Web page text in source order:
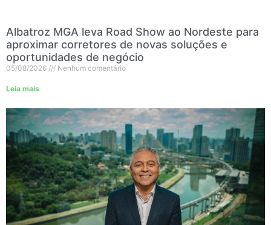
Albatroz MGA leva Road Show ao Nordeste para
aproximar corretores de novas soluções e
oportunidades de negócio
05/08/2026 Nenhum comentário
Leia mais